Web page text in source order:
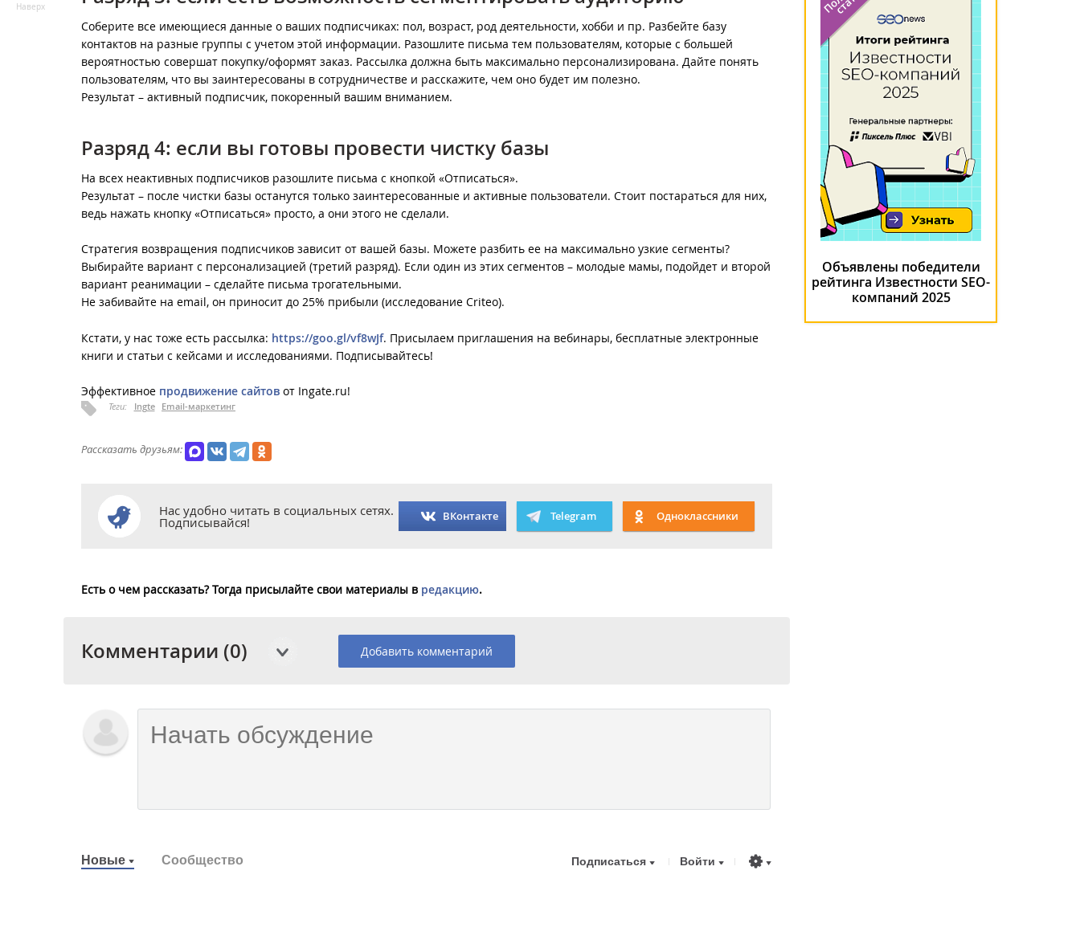
Соберите все имеющиеся данные о ваших подписчиках: пол, возраст, род деятельности, хобби и пр. Разбейте базу
контактов на разные группы с учетом этой информации. Разошлите письма тем пользователям, которые с большей
вероятностью совершат покупку/оформят заказ. Рассылка должна быть максимально персонализирована. Дайте понять
пользователям, что вы заинтересованы в сотрудничестве и расскажите, чем оно будет им полезно.
Результат – активный подписчик, покоренный вашим вниманием.
Разряд 4: если вы готовы провести чистку базы
На всех неактивных подписчиков разошлите письма с кнопкой «Отписаться».
Результат – после чистки базы останутся только заинтересованные и активные пользователи. Стоит постараться для них,
ведь нажать кнопку «Отписаться» просто, а они этого не сделали.
Стратегия возвращения подписчиков зависит от вашей базы. Можете разбить ее на максимально узкие сегменты?
Выбирайте вариант с персонализацией (третий разряд). Если один из этих сегментов – молодые мамы, подойдет и второй
вариант реанимации – сделайте письма трогательными.
Не забивайте на email, он приносит до 25% прибыли (исследование Criteo).
Кстати, у нас тоже есть рассылка: https://goo.gl/vf8wJf. Присылаем приглашения на вебинары, бесплатные электронные
книги и статьи с кейсами и исследованиями. Подписывайтесь!
Эффективное продвижение сайтов от Ingate.ru!
Теги: Ingte Email-маркетинг
Рассказать друзьям:
Нас удобно читать в социальных сетях.
Подписывайся! ВКонтакте Telegram Одноклассники
Есть о чем рассказать? Тогда присылайте свои материалы в редакцию.
Комментарии (0) Добавить комментарий
Новые Сообщество Подписаться Войти
Наверх
Объявлены победители
рейтинга Известности SEO-
компаний 2025